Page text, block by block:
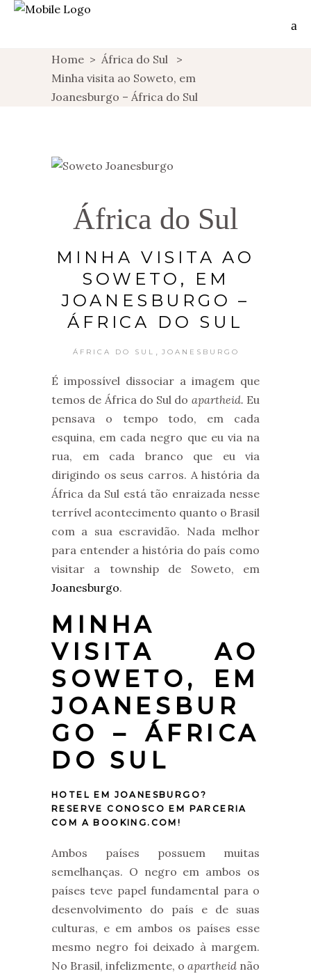
Home > África do Sul
>
Minha visita ao Soweto, em
Joanesburgo – África do Sul
África do Sul
MINHA VISITA AO
SOWETO, EM
JOANESBURGO –
ÁFRICA DO SUL
ÁFRICA DO SUL JOANESBURGO
É impossível dissociar a imagem que
temos de África do Sul do apartheid. Eu
pensava o tempo todo, em cada
esquina, em cada negro que eu via na
rua, em cada branco que eu via
dirigindo os seus carros. A história da
África da Sul está tão enraizada nesse
terrível acontecimento quanto o Brasil
com a sua escravidão. Nada melhor
para entender a história do país como
visitar a township de Soweto, em
Joanesburgo.
MINHA
VISITA AO
SOWETO, EM
JOANESBUR
GO – ÁFRICA
DO SUL
HOTEL EM JOANESBURGO?
RESERVE CONOSCO EM PARCERIA
COM A BOOKING.COM!
Ambos países possuem muitas
semelhanças. O negro em ambos os
países teve papel fundamental para o
desenvolvimento do país e de suas
culturas, e em ambos os países esse
mesmo negro foi deixado à margem.
No Brasil, infelizmente, o apartheid não